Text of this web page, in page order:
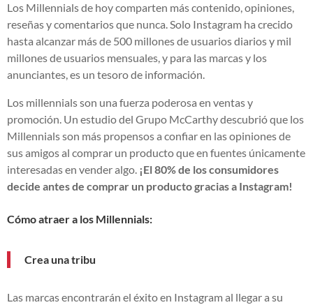
Los Millennials de hoy comparten más contenido, opiniones,
reseñas y comentarios que nunca. Solo Instagram ha crecido
hasta alcanzar más de 500 millones de usuarios diarios y mil
millones de usuarios mensuales, y para las marcas y los
anunciantes, es un tesoro de información.
Los millennials son una fuerza poderosa en ventas y
promoción. Un estudio del Grupo McCarthy descubrió que los
Millennials son más propensos a confiar en las opiniones de
sus amigos al comprar un producto que en fuentes únicamente
interesadas en vender algo. ¡El 80% de los consumidores
decide antes de comprar un producto gracias a Instagram!
Cómo atraer a los Millennials:
Crea una tribu
Las marcas encontrarán el éxito en Instagram al llegar a su